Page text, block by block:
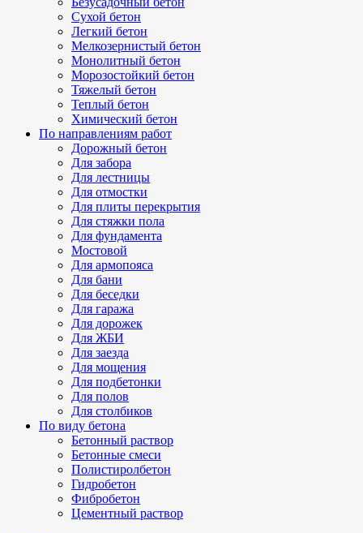
Сухой бетон
Легкий бетон
Мелкозернистый бетон
Монолитный бетон
Морозостойкий бетон
Тяжелый бетон
Теплый бетон
Химический бетон
По направлениям работ
Дорожный бетон
Для забора
Для лестницы
Для отмостки
Для плиты перекрытия
Для стяжки пола
Для фундамента
Мостовой
Для армопояса
Для бани
Для беседки
Для гаража
Для дорожек
Для ЖБИ
Для заезда
Для мощения
Для подбетонки
Для полов
Для столбиков
По виду бетона
Бетонный раствор
Бетонные смеси
Полистиролбетон
Гидробетон
Фибробетон
Цементный раствор